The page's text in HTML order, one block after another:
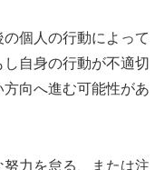
個人の行動によって
自身の行動が不適切
向へ進む可能性があ
力を怠る、または注